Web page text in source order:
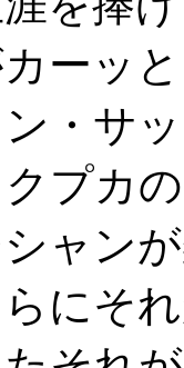
ーッ
・サ
プカ
ャン
にそ